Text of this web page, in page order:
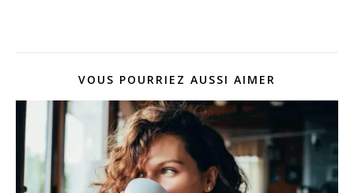
VOUS POURRIEZ AUSSI AIMER